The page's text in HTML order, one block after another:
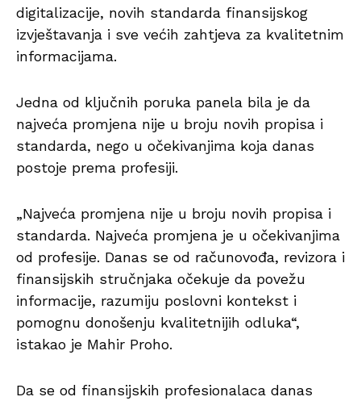
digitalizacije, novih standarda finansijskog
izvještavanja i sve većih zahtjeva za kvalitetnim
informacijama.
Jedna od ključnih poruka panela bila je da
najveća promjena nije u broju novih propisa i
standarda, nego u očekivanjima koja danas
postoje prema profesiji.
„Najveća promjena nije u broju novih propisa i
standarda. Najveća promjena je u očekivanjima
od profesije. Danas se od računovođa, revizora i
finansijskih stručnjaka očekuje da povežu
informacije, razumiju poslovni kontekst i
pomognu donošenju kvalitetnijih odluka“,
istakao je Mahir Proho.
Da se od finansijskih profesionalaca danas